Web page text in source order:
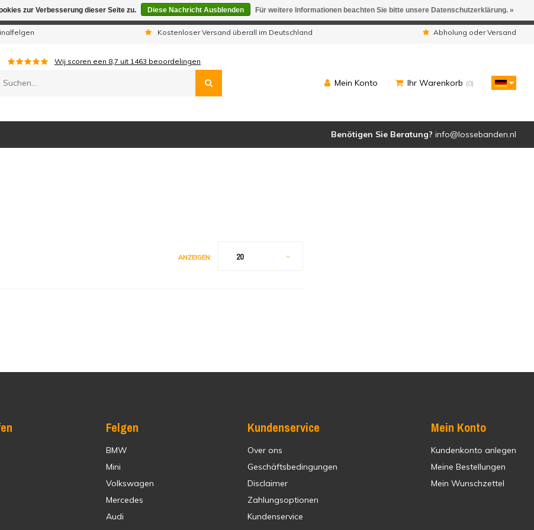
Kostenloser Versand überall im Deutschland Abholung oder Versand
Wij scoren een 8,7 uit 1463 beoordelingen
Mein Konto Ihr Warenkorb (0)
Benötigen Sie Beratung? info@lossebanden.nl
ANZEIGEN: 20
Felgen
BMW
Mini
Volkswagen
Mercedes
Audi
Kundenservice
Over ons
Geschäftsbedingungen
Disclaimer
Zahlungsoptionen
Kundenservice
Mein Konto
Kundenkonto anlegen
Meine Bestellungen
Mein Wunschzettel
zur Verbesserung dieser Seite zu. Diese Nachricht Ausblenden Für weitere Informationen beachten Sie bitte unsere Datenschutzerklärung. »
sind wir telefonisch nicht erreichbar. Aufgegebene Bestellungen werden geliefert.